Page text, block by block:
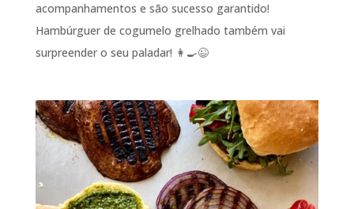
acompanhamentos e são sucesso garantido!
Hambúrguer de cogumelo grelhado também vai
surpreender o seu paladar! 👩‍🍳😉